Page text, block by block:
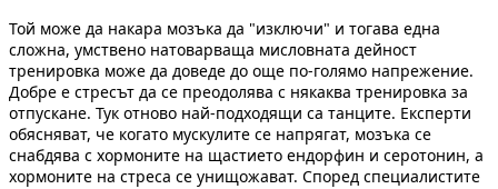
Той може да накара мозъка да "изключи" и тогава една
сложна, умствено натоварваща мисловната дейност
тренировка може да доведе до още по-голямо напрежение.
Добре е стресът да се преодолява с някаква тренировка за
отпускане. Тук отново най-подходящи са танците. Експерти
обясняват, че когато мускулите се напрягат, мозъка се
снабдява с хормоните на щастието ендорфин и серотонин, а
хормоните на стреса се унищожават. Според специалистите